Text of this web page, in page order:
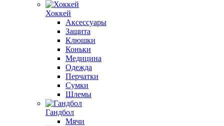
Хоккей
Аксессуары
Защита
Клюшки
Коньки
Медицина
Одежда
Перчатки
Сумки
Шлемы
Гандбол
Мячи